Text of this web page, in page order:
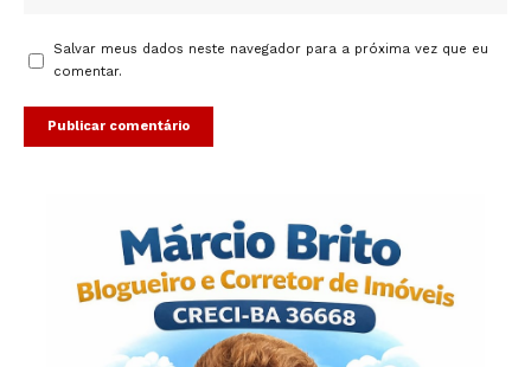
Salvar meus dados neste navegador para a próxima vez que eu
comentar.